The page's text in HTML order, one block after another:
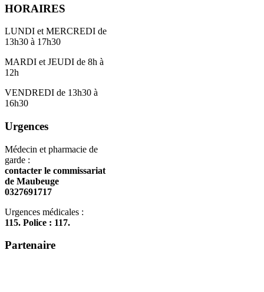
HORAIRES
LUNDI et MERCREDI de
13h30 à 17h30
MARDI et JEUDI de 8h à
12h
VENDREDI de 13h30 à
16h30
Urgences
Médecin et pharmacie de
garde :
contacter le commissariat
de Maubeuge
0327691717
Urgences médicales :
115. Police : 117.
Partenaire